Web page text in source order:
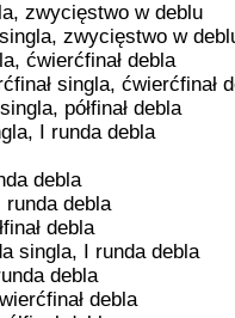
zwycięstwo w deblu
zwycięstwo w
ćwierćfinał debla
singla, ćwierćfinał
półfinał debla
I runda debla
debla
debla
debla
singla, I runda debla
debla
debla